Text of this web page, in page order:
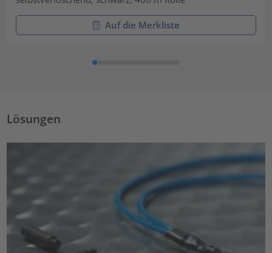
Auf die Merkliste
Lösungen